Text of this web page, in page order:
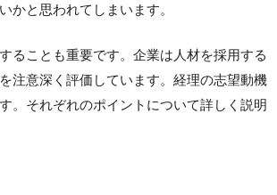
かと思われてしまいます。
ることも重要です。企業は人材を採用する
注意深く評価しています。経理の志望動機
。それぞれのポイントについて詳しく説明